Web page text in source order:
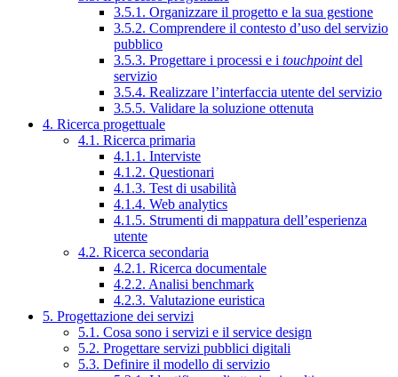
3.5.1. Organizzare il progetto e la sua gestione
3.5.2. Comprendere il contesto d’uso del servizio
pubblico
3.5.3. Progettare i processi e i touchpointdel
servizio
3.5.4. Realizzare l’interfaccia utente del servizio
3.5.5. Validare la soluzione ottenuta
4. Ricerca progettuale
4.1. Ricerca primaria
4.1.1. Interviste
4.1.2. Questionari
4.1.3. Test di usabilità
4.1.4. Web analytics
4.1.5. Strumenti di mappatura dell’esperienza
utente
4.2. Ricerca secondaria
4.2.1. Ricerca documentale
4.2.2. Analisi benchmark
4.2.3. Valutazione euristica
5. Progettazione dei servizi
5.1. Cosa sono i servizi e il service design
5.2. Progettare servizi pubblici digitali
5.3. Definire il modello di servizio